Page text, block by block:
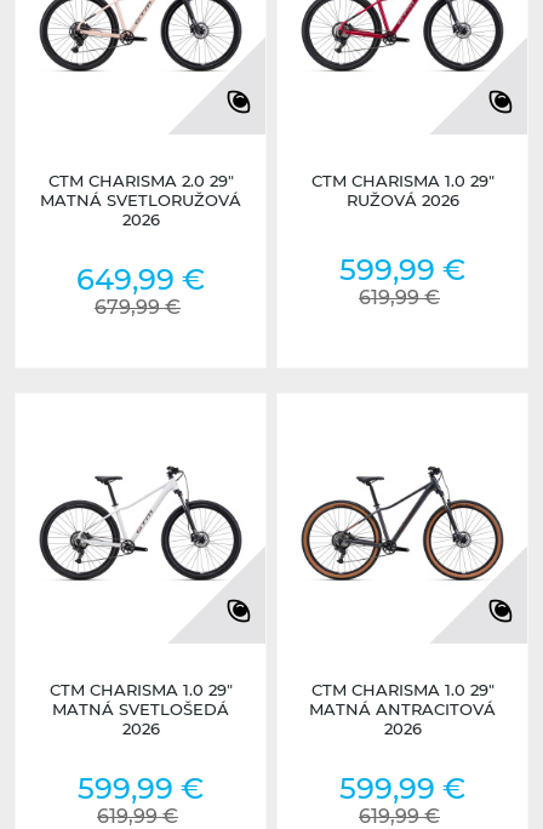
CTM CHARISMA 2.0 29"
MATNÁ SVETLORUŽOVÁ
2026
649,99 €
679,99 €
CTM CHARISMA 1.0 29"
RUŽOVÁ 2026
599,99 €
619,99 €
CTM CHARISMA 1.0 29"
MATNÁ SVETLOŠEDÁ
2026
599,99 €
619,99 €
CTM CHARISMA 1.0 29"
MATNÁ ANTRACITOVÁ
2026
599,99 €
619,99 €